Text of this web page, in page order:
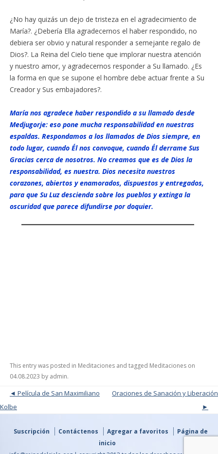
¿No hay quizás un dejo de tristeza en el agradecimiento de
María?. ¿Debería Ella agradecernos el haber respondido, no
debiera ser obvio y natural responder a semejante regalo de
Dios?. La Reina del Cielo tiene que implorar nuestra atención
y nuestro amor, y agradecernos responder a Su llamado. ¿Es
la forma en que se supone el hombre debe actuar frente a Su
Creador y Sus embajadores?.
María nos agradece haber respondido a su llamado desde
Medjugorje: eso pone mucha responsabilidad en nuestras
espaldas. Respondamos a los llamados de Dios siempre, en
todo lugar, cuando Él nos convoque, cuando Él derrame Sus
Gracias cerca de nosotros. No creamos que es de Dios la
responsabilidad, es nuestra. Dios necesita nuestros
corazones, abiertos y enamorados, dispuestos y entregados,
para que Su Luz descienda sobre los pueblos y extinga la
oscuridad que parece difundirse por doquier.
This entry was posted in Meditaciones and tagged Meditaciones on
04.08.2023 by admin.
Post navigation Oraciones de Sanación y Liberación
Película de San Maximiliano
Kolbe
Suscripción Contáctenos Agregar a favoritos
Página de
inicio